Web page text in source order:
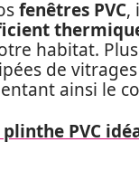
fenêtres PVC,
habitat.
de
ainsi le
PVC